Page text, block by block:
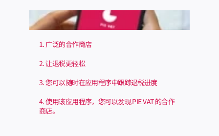
1. 广泛的合作商店
2. 让退税更轻松
3. 您可以随时在应用程序中跟踪退税进度
4. 使用该应用程序，您可以发现 PIE VAT 的合作
商店。